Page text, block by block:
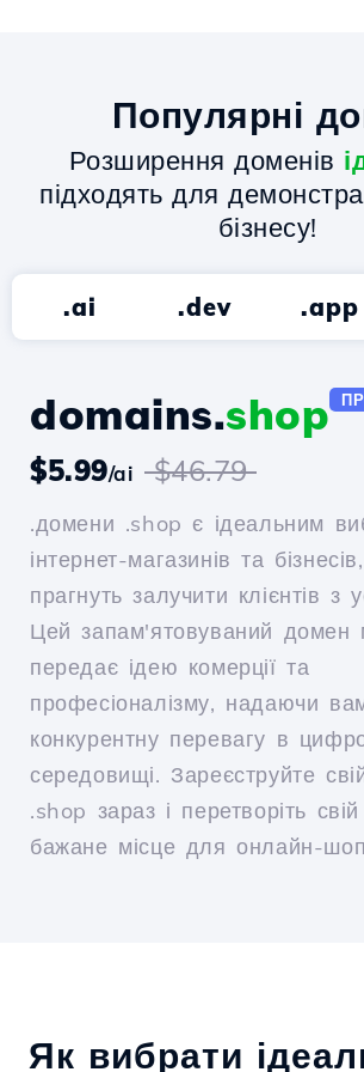
Популярні
Розширення доменів
підходять для
бізнесу!
.ai .dev .app
domains.shop
$5.99/ai $46.79
.домени .shop є ідеальним
інтернет-магазинів та
прагнуть залучити клієнтів з
Цей запам'ятовуваний домен
передає ідею комерції та
професіоналізму, надаючи
конкурентну перевагу в
середовищі. Зареєструйте
.shop зараз і перетворіть
бажане місце для онлайн-
Як вибрати